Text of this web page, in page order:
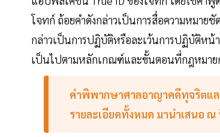
โจทก์ ถ้อยคําดังกล่าวเป็นการสื่อความหมาย
กล่าวเป็นการปฏิบัติหรือละเว้นการปฏิบัติหน้
เป็นไปตามหลักเกณฑ์และขั้นตอนที่กฎหมาย
คำพิพากษาศาลอาญาคดีทุจริตแ
รายละเอียดทั้งหมด มานำเสนอ ณ